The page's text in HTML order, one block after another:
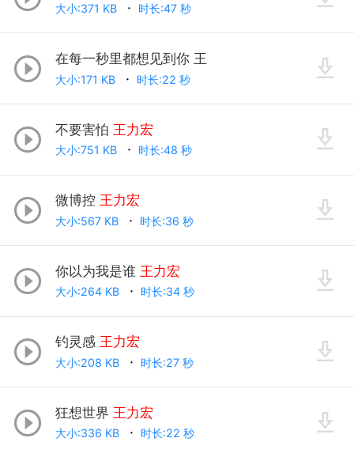
大小:371 KB 时长:47 秒
在每一秒里都想见到你 王
大小:171 KB 时长:22 秒
不要害怕 王力宏
大小:751 KB 时长:48 秒
微博控 王力宏
大小:567 KB 时长:36 秒
你以为我是谁 王力宏
大小:264 KB 时长:34 秒
钓灵感 王力宏
大小:208 KB 时长:27 秒
狂想世界 王力宏
大小:336 KB 时长:22 秒